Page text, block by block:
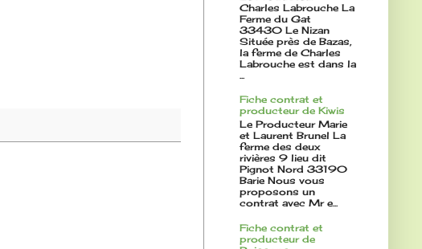
Charles Labrouche La
Ferme du Gat
33430 Le Nizan
Située près de Bazas,
la ferme de Charles
Labrouche est dans la
...
Fiche contrat et
producteur de Kiwis
Le Producteur Marie
et Laurent Brunel La
ferme des deux
rivières 9 lieu dit
Pignot Nord 33190
Barie Nous vous
proposons un
contrat avec Mr e...
Fiche contrat et
producteur de